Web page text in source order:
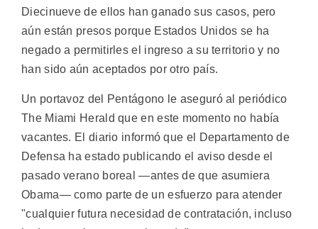
Diecinueve de ellos han ganado sus casos, pero
aún están presos porque Estados Unidos se ha
negado a permitirles el ingreso a su territorio y no
han sido aún aceptados por otro país.
Un portavoz del Pentágono le aseguró al periódico
The Miami Herald que en este momento no había
vacantes. El diario informó que el Departamento de
Defensa ha estado publicando el aviso desde el
pasado verano boreal —antes de que asumiera
Obama— como parte de un esfuerzo para atender
"cualquier futura necesidad de contratación, incluso